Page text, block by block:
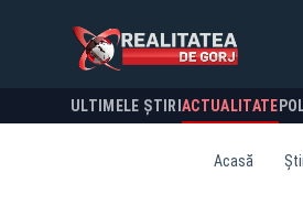
ULTIMELE ȘTIRI ACTUALITATE
Acasă